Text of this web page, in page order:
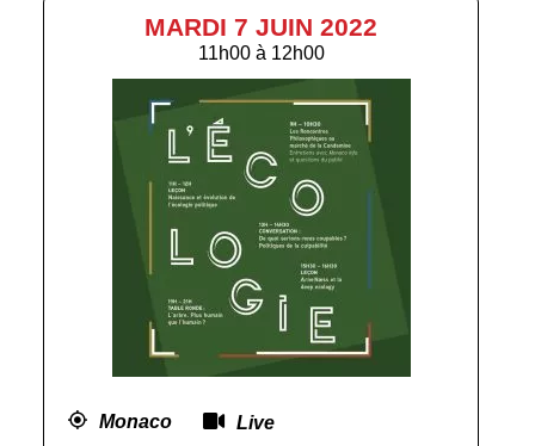
MARDI 7 JUIN 2022
11h00à 12h00
Monaco Live